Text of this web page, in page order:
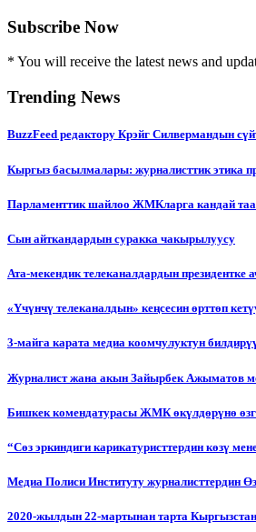
Subscribe Now
* You will receive the latest news and
Trending News
BuzzFeed редактору Крэйг Силвермандын
Кыргыз басылмалары: журналисттик этика
Парламенттик шайлоо ЖМКларга кандай
Сын айткандардын суракка чакырылуусу
Ата-мекендик телеканалдардын президентке
«Үчүнчү телеканалдын» кеңсесин өрттөп
3-майга карата медиа коомчулуктун
Журналист жана акын Зайырбек Ажыматов
Бишкек комендатурасы ЖМК өкүлдөрүнө
“Сөз эркиндиги карикатуристтердин көзү
Медиа Полиси Институту журналисттердин
2020-жылдын 22-мартынан тарта